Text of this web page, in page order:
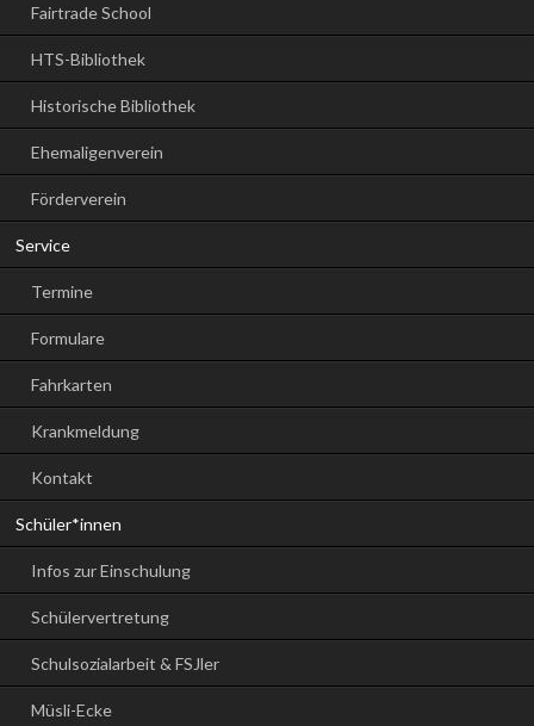
Fairtrade School
HTS-Bibliothek
Historische Bibliothek
Ehemaligenverein
Förderverein
Service
Termine
Formulare
Fahrkarten
Krankmeldung
Kontakt
Schüler*innen
Infos zur Einschulung
Schülervertretung
Schulsozialarbeit & FSJler
Müsli-Ecke